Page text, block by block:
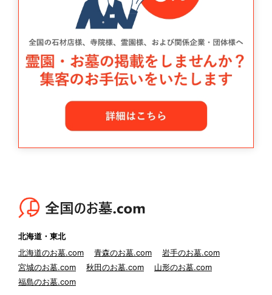
北海道・東北
北海道のお墓.com
青森のお墓.com
岩手のお墓.com
宮城のお墓.com
秋田のお墓.com
山形のお墓.com
福島のお墓.com